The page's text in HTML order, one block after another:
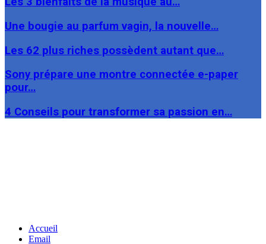
Une bougie au parfum vagin, la nouvelle…
Les 62 plus riches possèdent autant que…
Sony prépare une montre connectée e-paper
pour…
4 Conseils pour transformer sa passion en…
Accueil
Email